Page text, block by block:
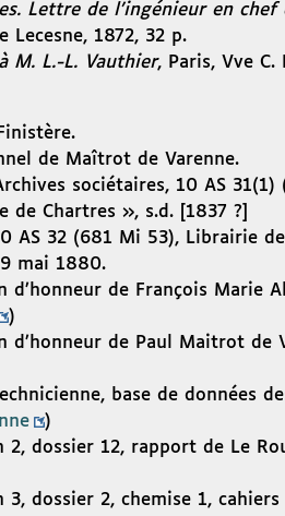
Lettre de l’ingénieur en chef
Lecesne, 1872, 32 p.
M. L.-L. Vauthier, Paris, Vve
de Maîtrot de Varenne.
sociétaires, 10 AS 31(1)
Chartres », s.d. [1837 ?]
32 (681 Mi 53), Librairie
mai 1880.
d’honneur de François Marie
)
d’honneur de Paul Maitrot de
base de données
)
dossier 12, rapport de Le
dossier 2, chemise 1, cahiers